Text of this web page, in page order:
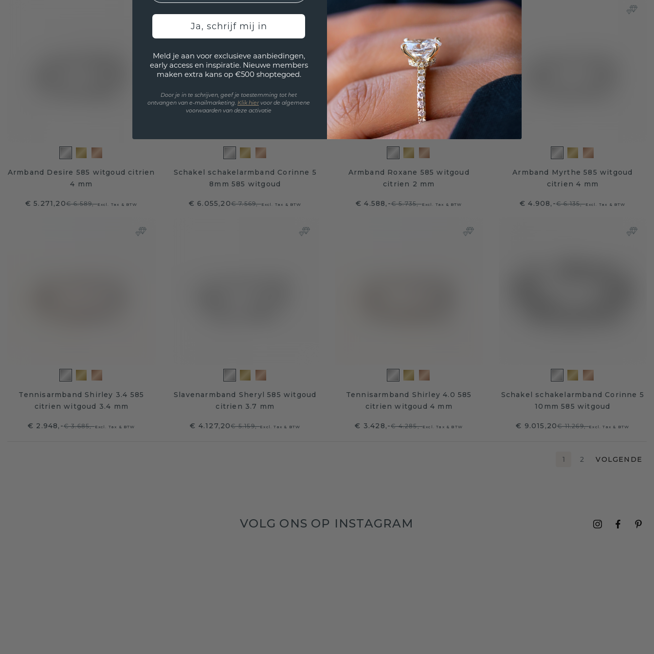
Armband Desire 585 witgoud citrien
4 mm
€ 5.271,20€ 6.589,-Excl. Tax & BTW
Schakel schakelarmband Corinne 5
8mm 585 witgoud
€ 6.055,20€ 7.569,-Excl. Tax & BTW
Armband Roxane 585 witgoud
citrien 2 mm
€ 4.588,-€ 5.735,-Excl. Tax & BTW
Armband Myrthe 585 witgoud
citrien 4 mm
€ 4.908,-€ 6.135,-Excl. Tax & BTW
Tennisarmband Shirley 3.4 585
citrien witgoud 3.4 mm
€ 2.948,-€ 3.685,-Excl. Tax & BTW
Slavenarmband Sheryl 585 witgoud
citrien 3.7 mm
€ 4.127,20€ 5.159,-Excl. Tax & BTW
Tennisarmband Shirley 4.0 585
citrien witgoud 4 mm
€ 3.428,-€ 4.285,-Excl. Tax & BTW
Schakel schakelarmband Corinne 5
10mm 585 witgoud
€ 9.015,20€ 11.269,-Excl. Tax & BTW
1 2 VOLGENDE
VOLG ONS OP INSTAGRAM
Ja, schrijf mij in
Meld je aan voor exclusieve aanbiedingen,
early access en inspiratie. Nieuwe members
maken extra kans op €500 shoptegoed.
Door je in te schrijven, geef je toestemming tot het
ontvangen van e-mailmarketing. Klik hiervoor de algemene
voorwaarden van deze activatie